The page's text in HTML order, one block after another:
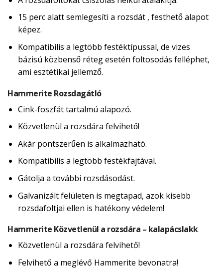
15 perc alatt semlegesíti a rozsdát , festhető alapot
képez.
Kompatibilis a legtöbb festéktípussal, de vizes
bázisú közbenső réteg esetén foltosodás felléphet,
ami esztétikai jellemző.
Hammerite Rozsdagátló
Cink-foszfát tartalmú alapozó.
Közvetlenül a rozsdára felvihető!
Akár pontszerűen is alkalmazható.
Kompatibilis a legtöbb festékfajtával.
Gátolja a további rozsdásodást.
Galvanizált felületen is megtapad, azok kisebb
rozsdafoltjai ellen is hatékony védelem!
Hammerite Közvetlenül a rozsdára – kalapácslakk
Közvetlenül a rozsdára felvihető!
Felvihető a meglévő Hammerite bevonatra!